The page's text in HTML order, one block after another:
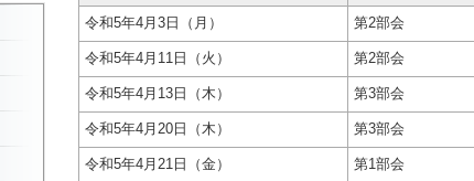
令和5年4月3日（月）
第2部会
令和5年4月11日（火） 第2部会
令和5年4月13日（木） 第3部会
令和5年4月20日（木） 第3部会
令和5年4月21日（金） 第1部会